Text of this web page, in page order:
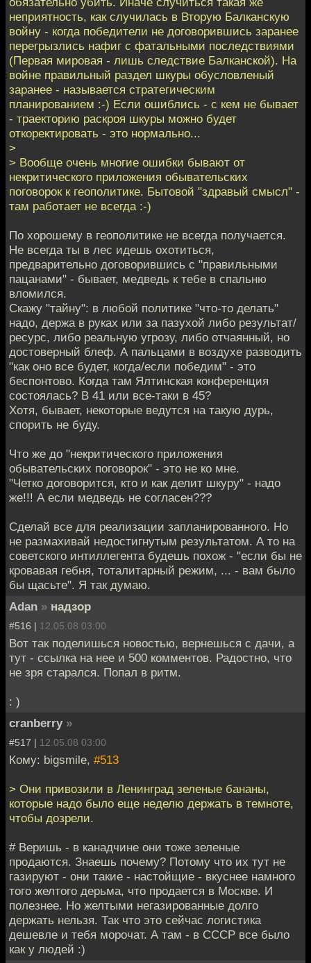
неприятность, как случилась в Вторую Балканскую
войну - когда победители не договорившись заранее
перегрызлись нафиг с фатальными последствиями
(Первая мировая - лишь следствие Балканской). На
войне правильный раздел шкуры обусловленый
заранее - называется стратегическим
планированием :-) Если ошиблись - с кем не бывает
- траекторию раскроя шкуры можно будет
откоректировать - это нормально...
>
> Вообще очень многие ошибки бывают от
некритического приложения обывательских
поговорок к геополитике. Бытовой "здравый смысл" -
там работает не всегда :-)
По хорошему в геополитике не всегда получается.
Не всегда ты в лес идешь охотиться,
предварительно договорившись с "правильными
пацанами" - бывает, медведь к тебе в спальню
вломился.
Скажу "тайну": в любой политике "что-то делать"
надо, держа в руках или за пазухой либо результат/
ресурс, либо реальную угрозу, либо отчаянный, но
достоверный блеф. А пальцами в воздухе разводить
"как оно все будет, когда/если победим" - это
беспонтово. Когда там Ялтинская конференция
состоялась? В 41 или все-таки в 45?
Хотя, бывает, некоторые ведутся на такую дурь,
спорить не буду.
Что же до "некритического приложения
обывательских поговорок" - это не ко мне.
"Четко договорится, кто и как делит шкуру" - надо
же!!! А если медведь не согласен???
Сделай все для реализации запланированного. Но
не размахивай недостигнутым результатом. А то на
советского интиллегента будешь похож - "если бы не
кровавая гебня, тоталитарный режим, ... - вам было
бы щасьте". Я так думаю.
Adan » надзор
#516 | 12.05.08 03:00
Вот так поделишься новостью, вернешься с дачи, а
тут - ссылка на нее и 500 комментов. Радостно, что
не зря старался. Попал в ритм.
: )
cranberry »
#517 | 12.05.08 03:00
Кому: bigsmile, #513
> Они привозили в Ленинград зеленые бананы,
которые надо было еще неделю держать в темноте,
чтобы дозрели.
# Веришь - в канадчине они тоже зеленые
продаются. Знаешь почему? Потому что их тут не
газируют - они такие - настойщие - вкуснее намного
того желтого дерьма, что продается в Москве. И
полезнее. Но желтыми негазированные долго
держать нельзя. Так что это сейчас логистика
дешевле и тебя морочат. А там - в СССР все было
как у людей :)